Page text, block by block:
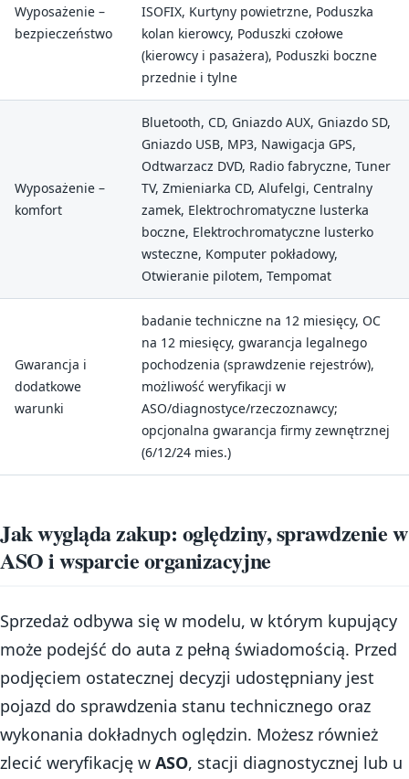
Wyposażenie –
bezpieczeństwo
ISOFIX, Kurtyny powietrzne, Poduszka
kolan kierowcy, Poduszki czołowe
(kierowcy i pasażera), Poduszki boczne
przednie i tylne
Wyposażenie –
komfort
Bluetooth, CD, Gniazdo AUX, Gniazdo SD,
Gniazdo USB, MP3, Nawigacja GPS,
Odtwarzacz DVD, Radio fabryczne, Tuner
TV, Zmieniarka CD, Alufelgi, Centralny
zamek, Elektrochromatyczne lusterka
boczne, Elektrochromatyczne lusterko
wsteczne, Komputer pokładowy,
Otwieranie pilotem, Tempomat
Gwarancja i
dodatkowe
warunki
badanie techniczne na 12 miesięcy, OC
na 12 miesięcy, gwarancja legalnego
pochodzenia (sprawdzenie rejestrów),
możliwość weryfikacji w
ASO/diagnostyce/rzeczoznawcy;
opcjonalna gwarancja firmy zewnętrznej
(6/12/24 mies.)
Jak wygląda zakup: oględziny, sprawdzenie w
ASO i wsparcie organizacyjne
Sprzedaż odbywa się w modelu, w którym kupujący
może podejść do auta z pełną świadomością. Przed
podjęciem ostatecznej decyzji udostępniany jest
pojazd do sprawdzenia stanu technicznego oraz
wykonania dokładnych oględzin. Możesz również
zlecić weryfikację w ASO, stacji diagnostycznej lub u